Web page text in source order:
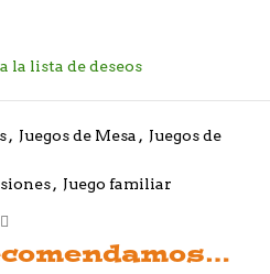
la lista de deseos
, Juegos de Mesa , Juegos de
, Juego familiar